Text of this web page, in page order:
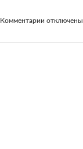
Комментарии отключены